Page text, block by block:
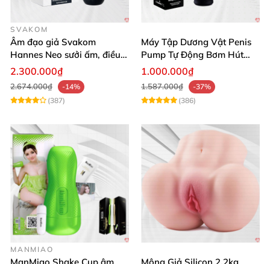
SVAKOM
Âm đạo giả Svakom
Hannes Neo sưởi ấm, điều
khiển app thông minh
2.300.000₫
2.674.000₫
-14%
(387)
Máy Tập Dương Vật Penis
Pump Tự Động Bơm Hút
Kích Thước Lớn
1.000.000₫
1.587.000₫
-37%
(386)
MANMIAO
ManMiao Shake Cup âm
Mông Giả Silicon 2.2kg